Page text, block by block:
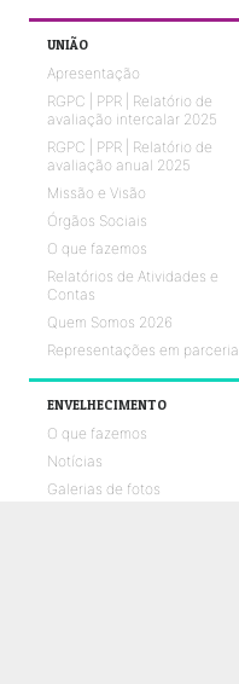
UNIÃO
Apresentação
RGPC | PPR | Relatório de
avaliação intercalar 2025
RGPC | PPR | Relatório de
avaliação anual 2025
Missão e Visão
Órgãos Sociais
O que fazemos
Relatórios de Atividades e
Contas
Quem Somos 2026
Representações em parceria
ENVELHECIMENTO
O que fazemos
Notícias
Galerias de fotos